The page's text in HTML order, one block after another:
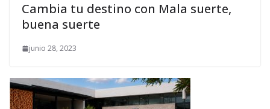
Cambia tu destino con Mala suerte,
buena suerte
junio 28, 2023